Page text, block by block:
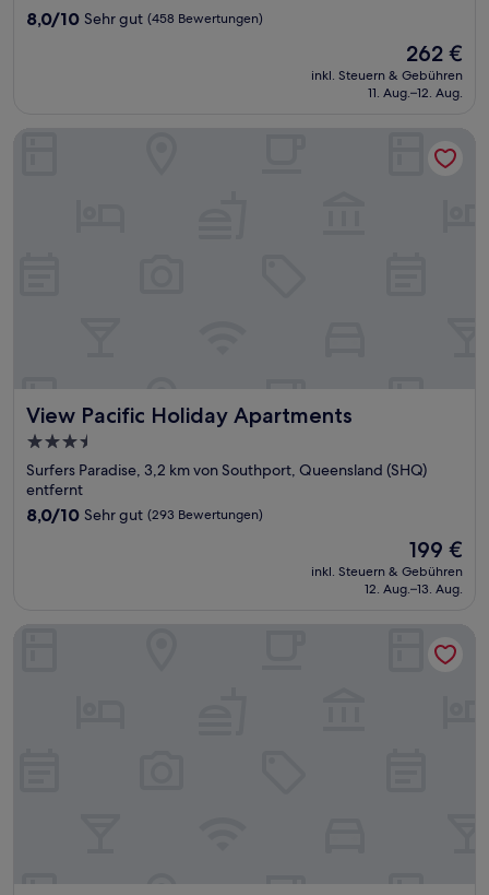
8.0
Bewertungen)
8,0/10 Sehr gut (458 Bewertungen)
Der
Preis
beträgt
262 €
inkl. Steuern & Gebühren
11. Aug.–12. Aug.
View Pacific Holiday Apartments
View Pacific Holiday Apartments
3.5-
Sterne-
Unterkunft
Surfers Paradise, 3,2 km von Southport, Queensland (SHQ)
entfernt
8.0
Bewertungen)
8,0/10 Sehr gut (293 Bewertungen)
Der
Preis
beträgt
199 €
inkl. Steuern & Gebühren
12. Aug.–13. Aug.
Bounce Surfers Paradise